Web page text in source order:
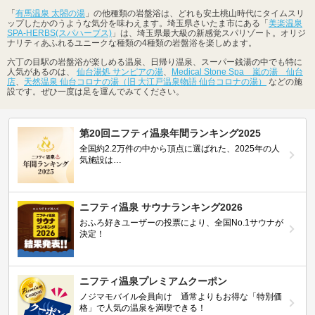
「 有馬温泉 太閤の湯 」の他種類の岩盤浴は、どれも安土桃山時代にタイムスリ
ップしたかのうような気分を味わえます。埼玉県さいたま市にある「 美楽温泉
SPA-HERBS(スパハーブス) 」は、埼玉県最大級の新感覚スパリゾート。オリジ
ナリティあふれるユニークな種類の4種類の岩盤浴を楽しめます。
六丁の目駅の岩盤浴が楽しめる温泉、日帰り温泉、スーパー銭湯の中でも特に
人気があるのは、 仙台湯処 サンピアの湯、
Medical Stone Spa 嵐の湯 仙台
店、 天然温泉 仙台コロナの湯（旧 大江戸温泉物語 仙台コロナの湯）
などの施
設です。ぜひ一度は足を運んでみてください。
第20回ニフティ温泉年間ランキング2025
全国約2.2万件の中から頂点に選ばれた、2025年の人
気施設は…
ニフティ温泉 サウナランキング2026
おふろ好きユーザーの投票により、全国No.1サウナが
決定！
ニフティ温泉プレミアムクーポン
ノジマモバイル会員向け 通常よりもお得な「特別価
格」で人気の温泉を満喫できる！